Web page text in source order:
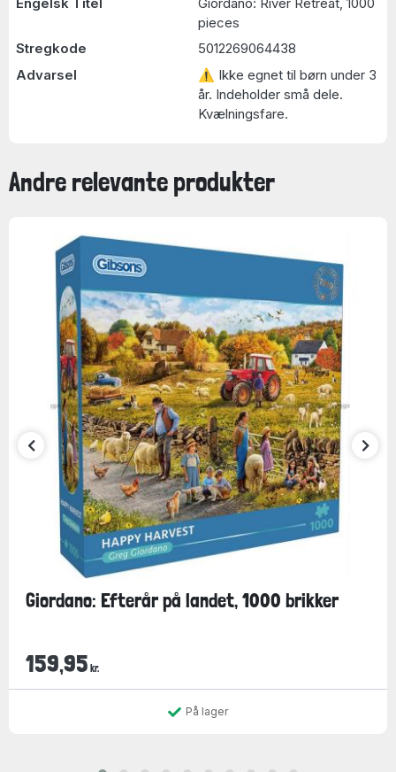
pieces
Stregkode
5012269064438
Advarsel
⚠ Ikke egnet til børn under 3
år. Indeholder små dele.
Kvælningsfare.
Andre relevante produkter
Giordano: Efterår på landet, 1000 brikker
159,95 kr.
På lager